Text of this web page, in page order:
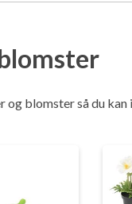
og blomster så du